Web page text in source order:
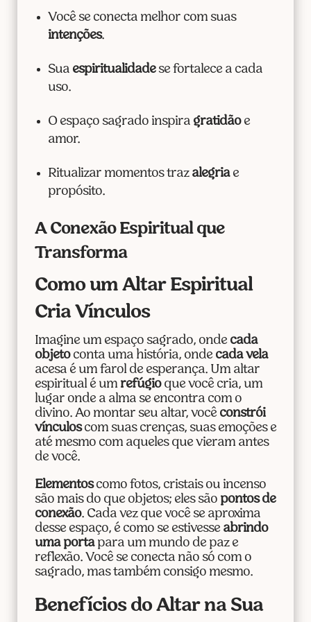
Você se conecta melhor com suas
intenções.
Sua espiritualidadese fortalece a cada
uso.
O espaço sagrado inspira gratidãoe
amor.
Ritualizar momentos traz alegriae
propósito.
A Conexão Espiritual que
Transforma
Como um Altar Espiritual
Cria Vínculos
Imagine um espaço sagrado, onde cada
objetoconta uma história, onde cada vela
acesa é um farol de esperança. Um altar
espiritual é um refúgioque você cria, um
lugar onde a alma se encontra com o
divino. Ao montar seu altar, você constrói
vínculoscom suas crenças, suas emoções e
até mesmo com aqueles que vieram antes
de você.
Elementoscomo fotos, cristais ou incenso
são mais do que objetos; eles são pontos de
conexão. Cada vez que você se aproxima
desse espaço, é como se estivesse abrindo
uma portapara um mundo de paz e
reflexão. Você se conecta não só com o
sagrado, mas também consigo mesmo.
Benefícios do Altar na Sua